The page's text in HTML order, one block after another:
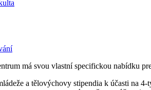
má svou vlastní specifickou nabídku
a tělovýchovy stipendia k účasti na